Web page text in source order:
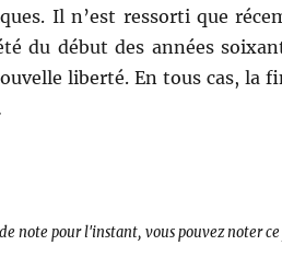
Il n’est ressorti que
du début des années
liberté. En tous cas, la
note pour l'instant, vous pouvez noter